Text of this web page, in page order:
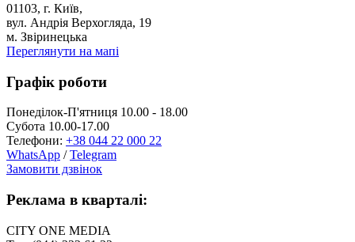
01103, г. Київ,
вул. Андрія Верхогляда, 19
м. Звіринецька
Переглянути на мапі
Графік роботи
Понеділок-П'ятниця 10.00 - 18.00
Субота 10.00-17.00
Телефони: +38 044 22 000 22
WhatsApp /Telegram
Замовити дзвінок
Реклама в кварталі:
CITY ONE MEDIA